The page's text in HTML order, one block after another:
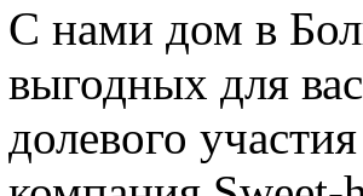
С нами дом в
выгодных для
долевого